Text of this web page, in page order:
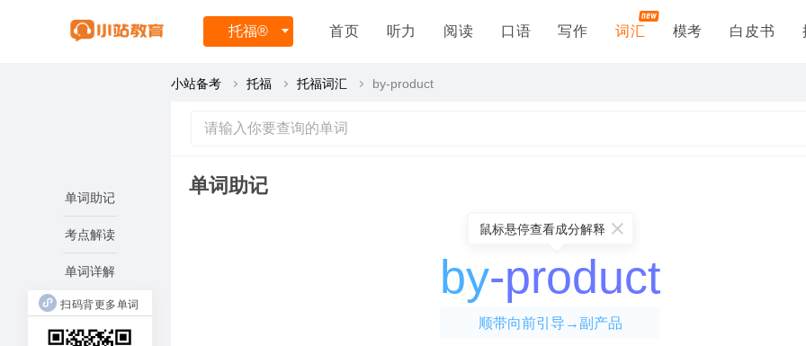
托福® 首页 听力 阅读 口语 写作 词汇 模考 白皮书
小站备考 托福 托福词汇 by-product
单词助记
考点解读
单词详解
扫码背更多单词
单词助记
鼠标悬停查看成分解释
by-product
顺带向前引导→副产品